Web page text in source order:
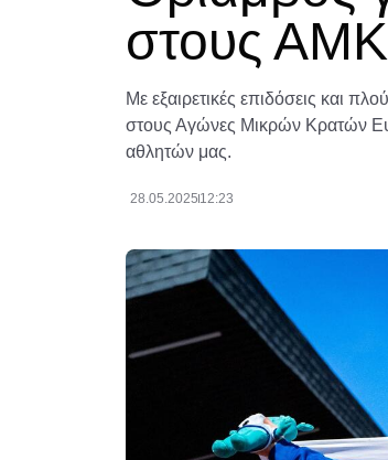
στους
Με εξαιρετικές επιδόσεις και
στους Αγώνες Μικρών Κρατών
αθλητών μας.
28.05.2025 12:23